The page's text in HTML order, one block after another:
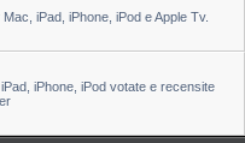
iPad, iPhone, iPod e Apple Tv.
iPhone, iPod votate e recensite